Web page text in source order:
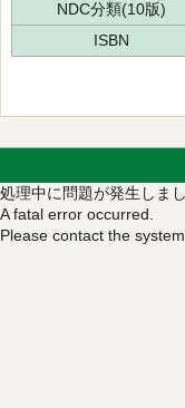
NDC分類(10版)
ISBN
処理中に問題が発生しま
A fatal error occurred.
Please contact the